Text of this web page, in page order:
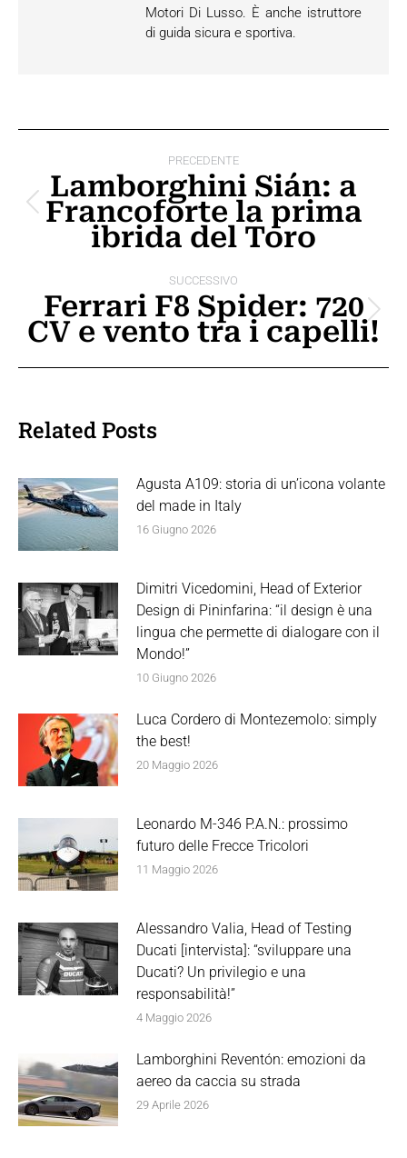
Motori Di Lusso. È anche istruttore
di guida sicura e sportiva.
PRECEDENTE
Post
precedente:
Lamborghini Sián: a
Francoforte la prima
ibrida del Toro
SUCCESSIVO
Prossimo
post:
Ferrari F8 Spider: 720
CV e vento tra i capelli!
Related Posts
Agusta A109: storia di un’icona volante
del made in Italy
16 Giugno 2026
Dimitri Vicedomini, Head of Exterior
Design di Pininfarina: “il design è una
lingua che permette di dialogare con il
Mondo!”
10 Giugno 2026
Luca Cordero di Montezemolo: simply
the best!
20 Maggio 2026
Leonardo M-346 P.A.N.: prossimo
futuro delle Frecce Tricolori
11 Maggio 2026
Alessandro Valia, Head of Testing
Ducati [intervista]: “sviluppare una
Ducati? Un privilegio e una
responsabilità!”
4 Maggio 2026
Lamborghini Reventón: emozioni da
aereo da caccia su strada
29 Aprile 2026